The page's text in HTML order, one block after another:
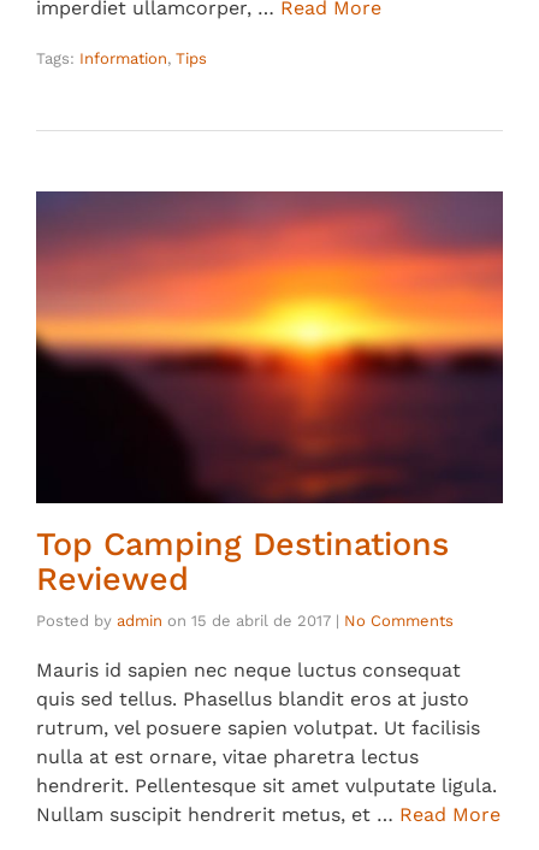
imperdiet ullamcorper, … Read More
Tags: Information, Tips
Top Camping Destinations
Reviewed
Posted by admin on 15 de abril de 2017 | No Comments
Mauris id sapien nec neque luctus consequat
quis sed tellus. Phasellus blandit eros at justo
rutrum, vel posuere sapien volutpat. Ut facilisis
nulla at est ornare, vitae pharetra lectus
hendrerit. Pellentesque sit amet vulputate ligula.
Nullam suscipit hendrerit metus, et … Read More